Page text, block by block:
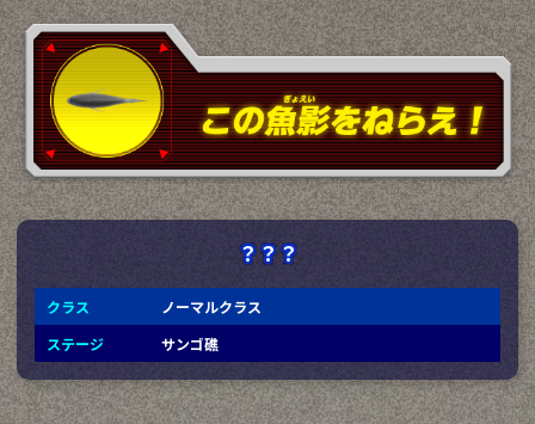
？？？
クラス
ノーマルクラス
ステージ
サンゴ礁